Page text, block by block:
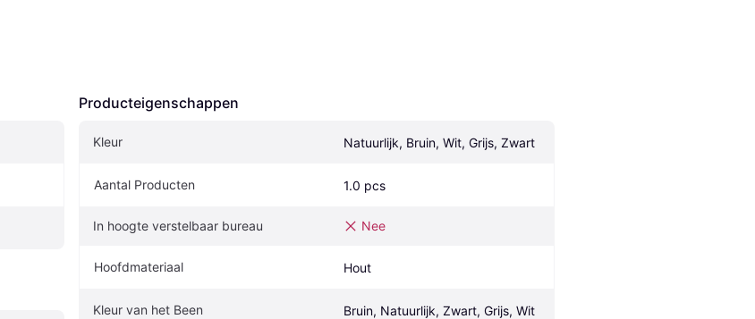
Producteigenschappen
Kleur Natuurlijk, Bruin, Wit, Grijs, Zwart
Aantal Producten 1.0 pcs
In hoogte verstelbaar bureau Nee
Hoofdmateriaal Hout
Kleur van het Been Bruin, Natuurlijk, Zwart, Grijs, Wit